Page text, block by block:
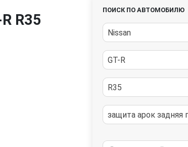
R35
ПОИСК ПО АВТОМОБИЛЮ
Nissan
GT-R
R35
защита арок задняя правая